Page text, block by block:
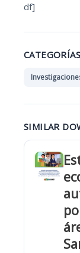
df]
SIMILAR